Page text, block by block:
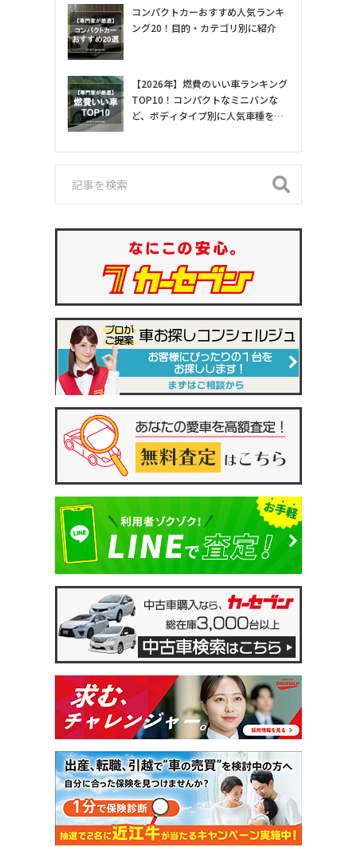
コンパクトカーおすすめ人気ランキ
ング20！目的・カテゴリ別に紹介
【2026年】燃費のいい車ランキング
TOP10！コンパクトなミニバンな
ど、ボディタイプ別に人気車種を専